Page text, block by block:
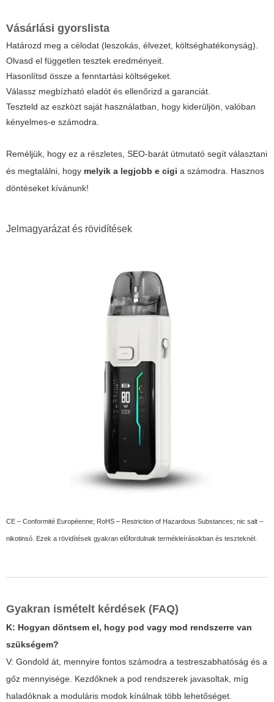
Vásárlási gyorslista
Határozd meg a célodat (leszokás, élvezet, költséghatékonyság).
Olvasd el független tesztek eredményeit.
Hasonlítsd össze a fenntartási költségeket.
Válassz megbízható eladót és ellenőrizd a garanciát.
Teszteld az eszközt saját használatban, hogy kiderüljön, valóban
kényelmes-e számodra.
Reméljük, hogy ez a részletes, SEO-barát útmutató segít választani
és megtalálni, hogy melyik a legjobb e cigi a számodra. Hasznos
döntéseket kívánunk!
Jelmagyarázat és rövidítések
CE – Conformité Européenne; RoHS – Restriction of Hazardous Substances; nic salt –
nikotinsó. Ezek a rövidítések gyakran előfordulnak termékleírásokban és teszteknél.
Gyakran ismételt kérdések (FAQ)
K: Hogyan döntsem el, hogy pod vagy mod rendszerre van
szükségem?
V: Gondold át, mennyire fontos számodra a testreszabhatóság és a
gőz mennyisége. Kezdőknek a pod rendszerek javasoltak, míg
haladóknak a moduláris modok kínálnak több lehetőséget.